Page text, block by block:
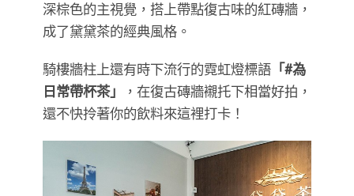
深棕色的主視覺，搭上帶點復古味的紅磚牆，
成了黛黛茶的經典風格。
騎樓牆柱上還有時下流行的霓虹燈標語 「#為
日常帶杯茶」
，在復古磚牆襯托下相當好拍，
還不快拎著你的飲料來這裡打卡！